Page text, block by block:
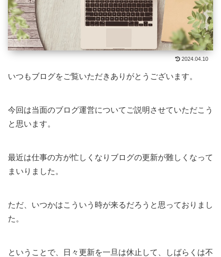
2024.04.10
いつもブログをご覧いただきありがとうございます。
今回は当面のブログ運営についてご説明させていただこう
と思います。
最近は仕事の方が忙しくなりブログの更新が難しくなって
まいりました。
ただ、いつかはこういう時が来るだろうと思っておりまし
た。
ということで、日々更新を一旦は休止して、しばらくは不